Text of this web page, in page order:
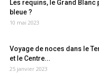
Les requins, le Grand Blanc
bleue ?
10 mai 2023
Voyage de noces dans le
et le Centre...
25 janvier 2023